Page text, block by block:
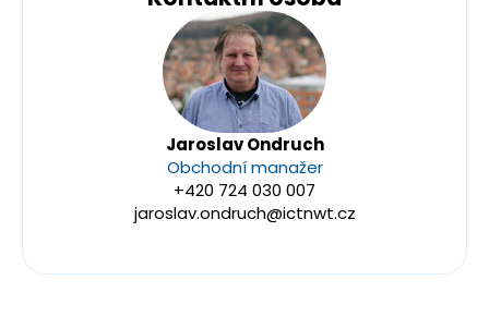
Jaroslav Ondruch
Obchodní manažer
+420 724 030 007
jaroslav.ondruch@ictnwt.cz